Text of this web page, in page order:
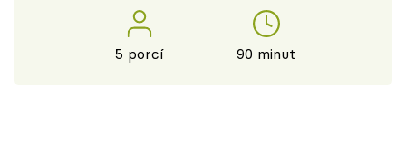
Přihlášení5 porcí 90 minut